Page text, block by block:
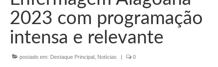
Conselheiros e Diretoria
Câmaras Técnicas
Carta de Serviços ao Cidadão
2023 com programação
intensa e relevante
postado em: Destaque Principal Notícias | 0